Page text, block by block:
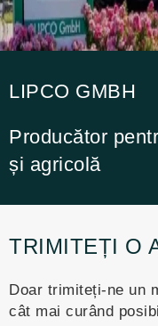
LIPCO GMBH
Producător
și agricolă
TRIMITEȚI O
Doar trimiteți-ne un
cât mai curând